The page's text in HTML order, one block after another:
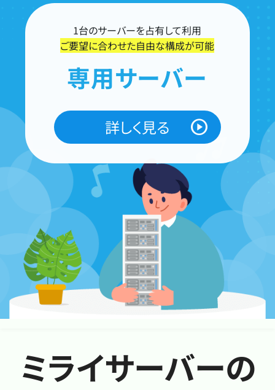
1台のサーバーを占有して利用
ご要望に合わせた自由な構成が可能
専用サーバー
詳しく見る
ミライサーバーの